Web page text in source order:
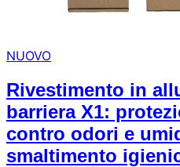
NUOVO
Rivestimento in
barriera X1:
contro odori e
smaltimento